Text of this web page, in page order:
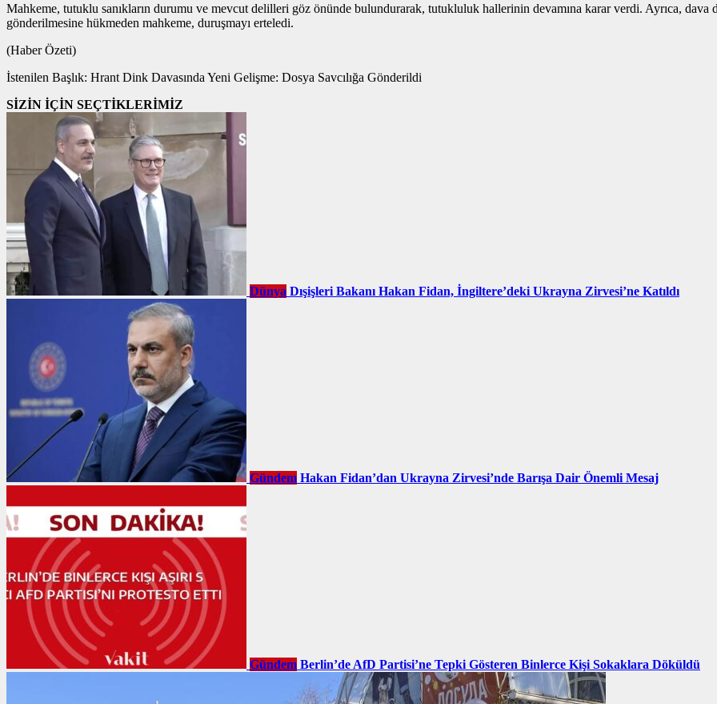
Mahkeme, tutuklu sanıkların durumu ve mevcut delilleri göz önünde bulundurarak, tutukluluk hallerinin devamına karar verdi. Ayrıca, dava
gönderilmesine hükmeden mahkeme, duruşmayı erteledi.
(Haber Özeti)
İstenilen Başlık: Hrant Dink Davasında Yeni Gelişme: Dosya Savcılığa Gönderildi
SİZİN İÇİN SEÇTİKLERİMİZ
Dünya Dışişleri Bakanı Hakan Fidan, İngiltere’deki Ukrayna Zirvesi’ne Katıldı
Gündem Hakan Fidan’dan Ukrayna Zirvesi’nde Barışa Dair Önemli Mesaj
Gündem Berlin’de AfD Partisi’ne Tepki Gösteren Binlerce Kişi Sokaklara Döküldü